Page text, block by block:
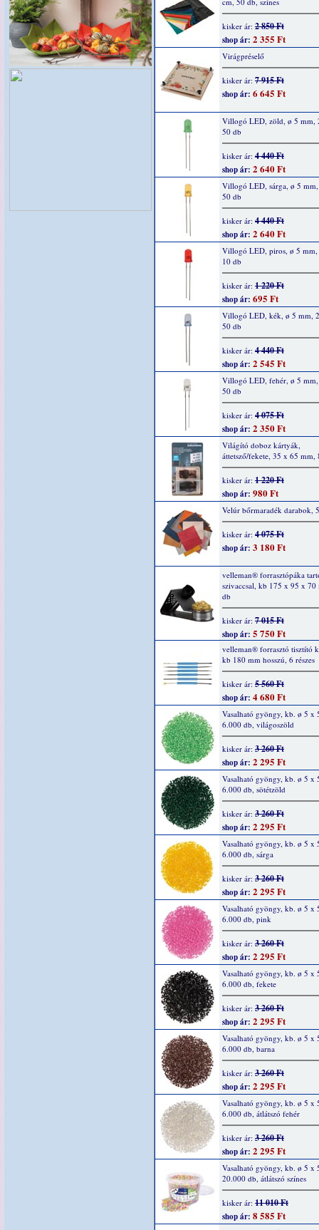
kisker ár: 2 850 Ft
shop ár: 2 355 Ft
Virágpréselő
kisker ár: 7 915 Ft
shop ár: 6 645 Ft
Villogó LED, zöld, ø 5 mm,
50 db
kisker ár: 4 440 Ft
shop ár: 2 640 Ft
Villogó LED, sárga, ø 5
50 db
kisker ár: 4 440 Ft
shop ár: 2 640 Ft
Villogó LED, piros, ø 5
10 db
kisker ár: 1 220 Ft
shop ár: 695 Ft
Villogó LED, kék, ø 5 mm,
50 db
kisker ár: 4 440 Ft
shop ár: 2 545 Ft
Villogó LED, fehér, ø 5
50 db
kisker ár: 4 075 Ft
shop ár: 2 350 Ft
Világító doboz kártyák,
áttetsző/fekete, 35 x 65 mm,
kisker ár: 1 220 Ft
shop ár: 980 Ft
Velúr bőrmaradék darabok,
kisker ár: 4 075 Ft
shop ár: 3 180 Ft
velleman® forrasztópáka
szivaccsal, kb 175 x 95 x 70
db
kisker ár: 7 015 Ft
shop ár: 5 750 Ft
velleman® forrasztó tisztító
kb 180 mm hosszú, 6 részes
kisker ár: 5 560 Ft
shop ár: 4 680 Ft
Vasalható gyöngy, kb. ø 5 x
6.000 db, világoszöld
kisker ár: 3 260 Ft
shop ár: 2 295 Ft
Vasalható gyöngy, kb. ø 5 x
6.000 db, sötétzöld
kisker ár: 3 260 Ft
shop ár: 2 295 Ft
Vasalható gyöngy, kb. ø 5 x
6.000 db, sárga
kisker ár: 3 260 Ft
shop ár: 2 295 Ft
Vasalható gyöngy, kb. ø 5 x
6.000 db, pink
kisker ár: 3 260 Ft
shop ár: 2 295 Ft
Vasalható gyöngy, kb. ø 5 x
6.000 db, fekete
kisker ár: 3 260 Ft
shop ár: 2 295 Ft
Vasalható gyöngy, kb. ø 5 x
6.000 db, barna
kisker ár: 3 260 Ft
shop ár: 2 295 Ft
Vasalható gyöngy, kb. ø 5 x
6.000 db, átlátszó fehér
kisker ár: 3 260 Ft
shop ár: 2 295 Ft
Vasalható gyöngy, kb. ø 5 x
20.000 db, átlátszó színes
kisker ár: 11 010 Ft
shop ár: 8 585 Ft